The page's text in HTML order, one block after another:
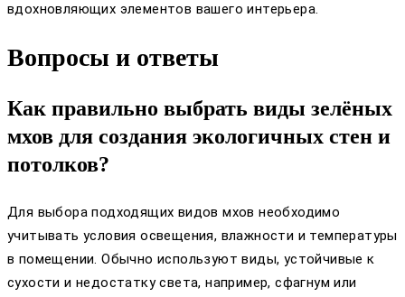
вдохновляющих элементов вашего интерьера.
Вопросы и ответы
Как правильно выбрать виды зелёных
мхов для создания экологичных стен и
потолков?
Для выбора подходящих видов мхов необходимо
учитывать условия освещения, влажности и температуры
в помещении. Обычно используют виды, устойчивые к
сухости и недостатку света, например, сфагнум или